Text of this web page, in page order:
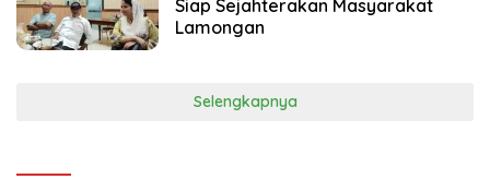
Siap Sejahterakan Masyarakat
Lamongan
Selengkapnya